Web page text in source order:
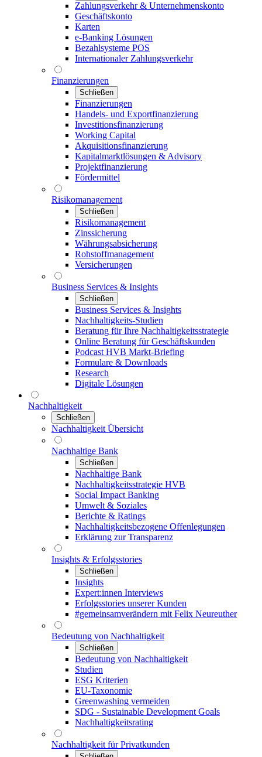
Zahlungsverkehr & Unternehmenskonto
Geschäftskonto
Karten
e-Banking Lösungen
Bezahlsysteme POS
Internationaler Zahlungsverkehr
Finanzierungen
Schließen
Finanzierungen
Handels- und Exportfinanzierung
Investitionsfinanzierung
Working Capital
Akquisitionsfinanzierung
Kapitalmarktlösungen & Advisory
Projektfinanzierung
Fördermittel
Risikomanagement
Schließen
Risikomanagement
Zinssicherung
Währungsabsicherung
Rohstoffmanagement
Versicherungen
Business Services & Insights
Schließen
Business Services & Insights
Nachhaltigkeits-Studien
Beratung für Ihre Nachhaltigkeitsstrategie
Online Beratung für Geschäftskunden
Podcast HVB Markt-Briefing
Formulare & Downloads
Research
Digitale Lösungen
Nachhaltigkeit
Schließen
Nachhaltigkeit Übersicht
Nachhaltige Bank
Schließen
Nachhaltige Bank
Nachhaltigkeitsstrategie HVB
Social Impact Banking
Umwelt & Soziales
Berichte & Ratings
Nachhaltigkeitsbezogene Offenlegungen
Erklärung zur Transparenz
Insights & Erfolgsstories
Schließen
Insights
Expert:innen Interviews
Erfolgsstories unserer Kunden
#gemeinsamverändern mit Felix Neureuther
Bedeutung von Nachhaltigkeit
Schließen
Bedeutung von Nachhaltigkeit
Studien
ESG Kriterien
EU-Taxonomie
Greenwashing vermeiden
SDG - Sustainable Development Goals
Nachhaltigkeitsrating
Nachhaltigkeit für Privatkunden